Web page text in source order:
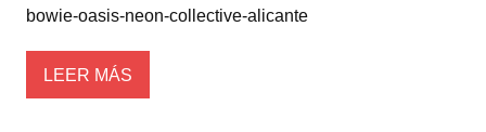
bowie-oasis-neon-collective-alicante
LEER MÁS